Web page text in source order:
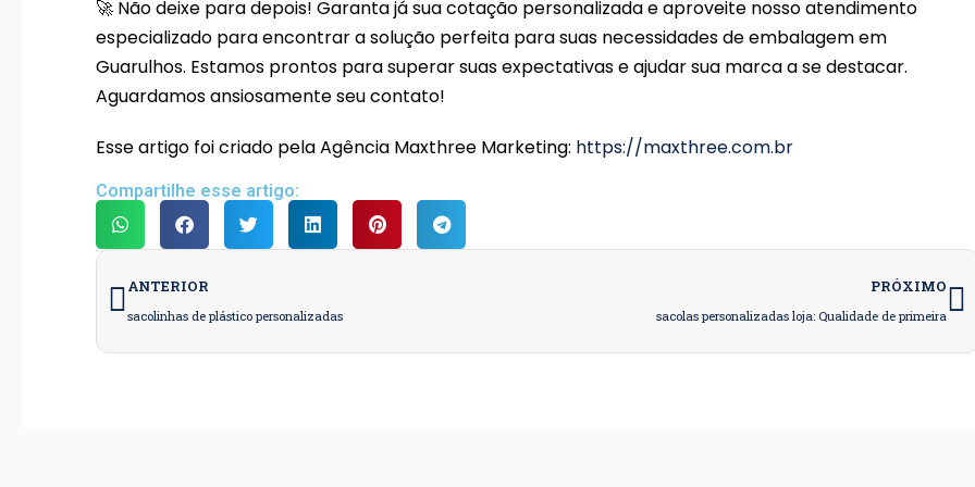
🚀 Não deixe para depois! Garanta já sua cotação personalizada e aproveite nosso atendimento
especializado para encontrar a solução perfeita para suas necessidades de embalagem em
Guarulhos. Estamos prontos para superar suas expectativas e ajudar sua marca a se destacar.
Aguardamos ansiosamente seu contato!
Esse artigo foi criado pela Agência Maxthree Marketing: https://maxthree.com.br
Compartilhe esse artigo:
Anterior
ANTERIOR
sacolinhas de plástico personalizadas
PRÓXIMO
sacolas personalizadas loja: Qualidade de primeira